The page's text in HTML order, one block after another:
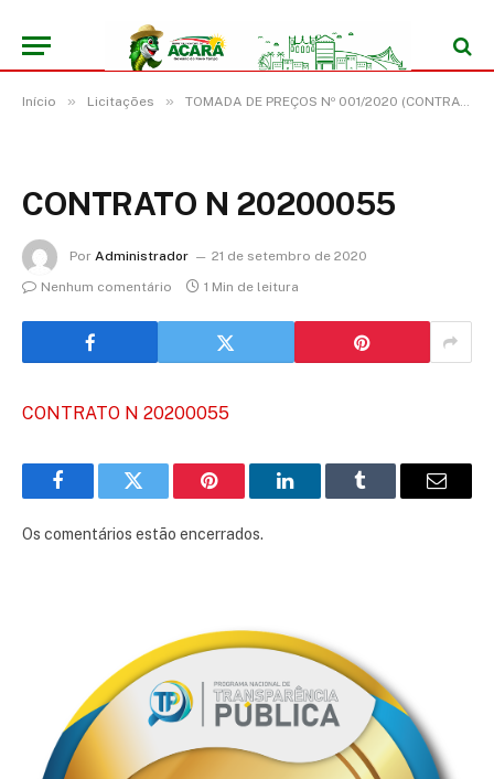
Início » Licitações » TOMADA DE PREÇOS Nº 001/2020 (CONTRATAÇÃO DE EMPRESA ESPECIALIZADA PARA REFORMA E AMPLIAÇÃO E CONCLUSÃO DAS ESCOLAS MUNICIPAIS)
CONTRATO N 20200055
Por Administrador
21 de setembro de 2020
Nenhum comentário
1 Min de leitura
CONTRATO N 20200055
FacebookTwitter Pinterest LinkedInTumblr
E-
Os comentários estão encerrados.